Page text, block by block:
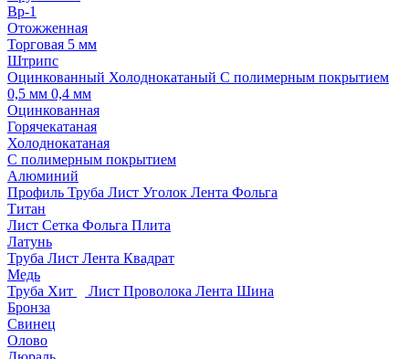
Вр-1
Отожженная
Торговая 5 мм
Штрипс
Оцинкованный Холоднокатаный С полимерным покрытием
0,5 мм 0,4 мм
Оцинкованная
Горячекатаная
Холоднокатаная
С полимерным покрытием
Алюминий
Профиль Труба Лист Уголок Лента Фольга
Титан
Лист Сетка Фольга Плита
Латунь
Труба Лист Лента Квадрат
Медь
Труба Хит Лист Проволока Лента Шина
Бронза
Свинец
Олово